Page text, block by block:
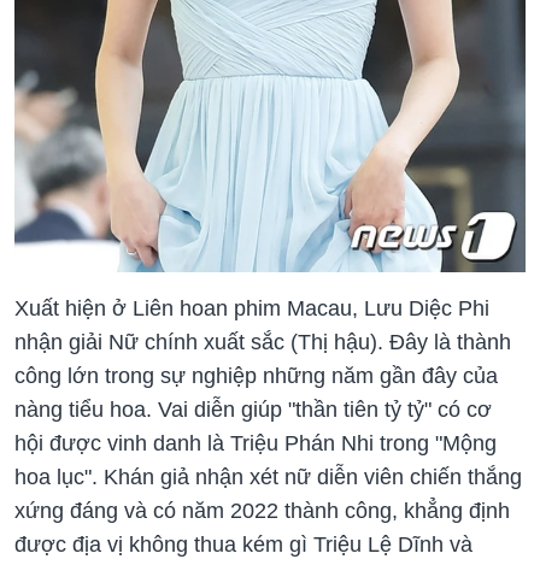
Xuất hiện ở Liên hoan phim Macau, Lưu Diệc Phi
nhận giải Nữ chính xuất sắc (Thị hậu). Đây là thành
công lớn trong sự nghiệp những năm gần đây của
nàng tiểu hoa. Vai diễn giúp "thần tiên tỷ tỷ" có cơ
hội được vinh danh là Triệu Phán Nhi trong "Mộng
hoa lục". Khán giả nhận xét nữ diễn viên chiến thắng
xứng đáng và có năm 2022 thành công, khẳng định
được địa vị không thua kém gì Triệu Lệ Dĩnh và